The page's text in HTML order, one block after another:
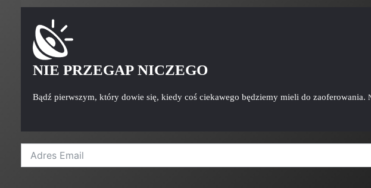
NIE PRZEGAP NICZEGO
Bądź pierwszym, który dowie się, kiedy coś ciekawego będziemy mieli do zaoferowania.